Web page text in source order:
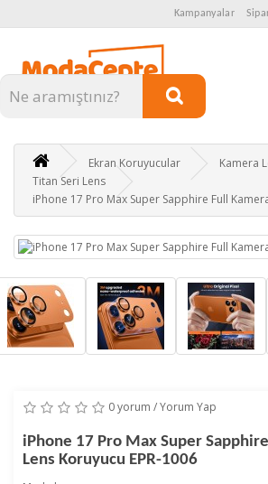
Kampanyalar
Kategoriler
Ekran Koruyucular
Kamera
Titan Seri Lens
iPhone 17 Pro Max Super Sapphire Full
0 yorum /Yorum Yap
iPhone 17 Pro Max Super
Lens Koruyucu EPR-1006